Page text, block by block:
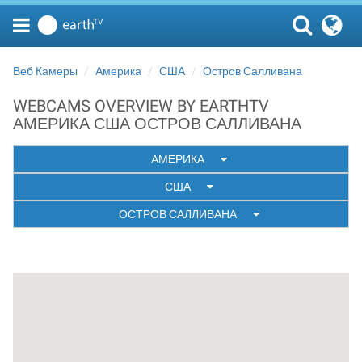
Веб Камеры Америка США Остров Салливана
WEBCAMS OVERVIEW BY EARTHTV
АМЕРИКА США ОСТРОВ САЛЛИВАНА
АМЕРИКА
США
ОСТРОВ САЛЛИВАНА